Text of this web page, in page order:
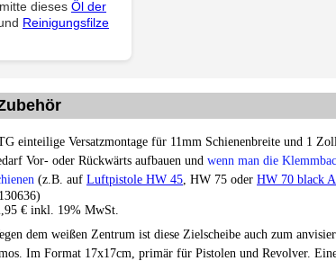
dieses Öl der
Reinigungsfilze
einteilige Versatzmontage für 11mm Schienenbreite und 1
Vor- oder Rückwärts aufbauen und wenn man die
(z.B. auf Luftpistole HW 45 , HW 75 oder HW 70 black
€ inkl. 19% MwSt.
dem weißen Zentrum ist diese Zielscheibe auch zum
Im Format 17x17cm, primär für Pistolen und Revolver.